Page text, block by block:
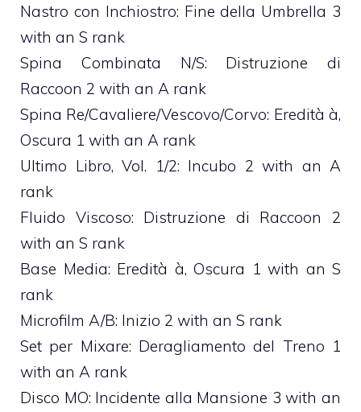
Nastro con Inchiostro: Fine della Umbrella 3
with an S rank
Spina Combinata N/S: Distruzione di
Raccoon 2 with an A rank
Spina Re/Cavaliere/Vescovo/Corvo: Eredità à‚
Oscura 1 with an A rank
Ultimo Libro, Vol. 1/2: Incubo 2 with an A
rank
Fluido Viscoso: Distruzione di Raccoon 2
with an S rank
Base Media: Eredità à‚ Oscura 1 with an S
rank
Microfilm A/B: Inizio 2 with an S rank
Set per Mixare: Deragliamento del Treno 1
with an A rank
Disco MO: Incidente alla Mansione 3 with an